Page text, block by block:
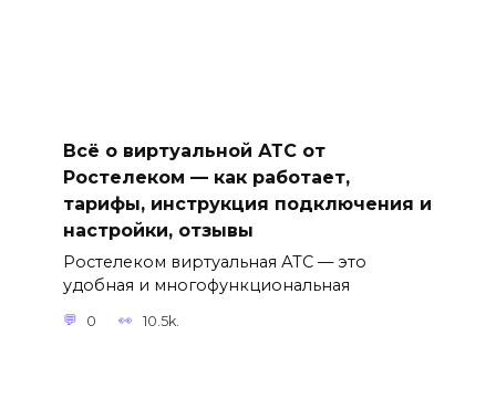
Всё о виртуальной АТС от
Ростелеком — как работает,
тарифы, инструкция подключения и
настройки, отзывы
Ростелеком виртуальная АТС — это
удобная и многофункциональная
0 10.5k.